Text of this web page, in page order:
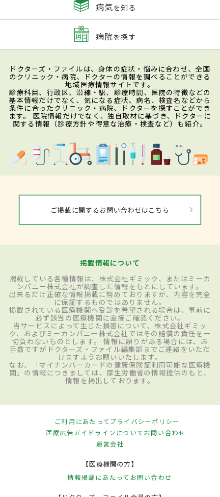
病気を知る
病院を探す
ドクターズ・ファイルは、身体の症状・悩みに合わせ、全国
のクリニック・病院、ドクターの情報を調べることができる
地域医療情報サイトです。
診療科目、行政区、沿線・駅、診療時間、医院の特徴などの
基本情報だけでなく、気になる症状、病名、検査名などから
条件に合ったクリニック・病院、ドクターを探すことができ
ます。 医院情報だけでなく、独自取材に基づき、ドクターに
関する情報（診療方針や得意な治療・検査など）も紹介。
ご掲載に関するお問い合わせはこちら
掲載情報について
掲載している各種情報は、株式会社ギミック、またはミーカ
ンパニー株式会社が調査した情報をもとにしています。
出来るだけ正確な情報掲載に努めておりますが、内容を完全
に保証するものではありません。
掲載されている医療機関へ受診を希望される場合は、事前に
必ず該当の医療機関に直接ご確認ください。
当サービスによって生じた損害について、株式会社ギミッ
ク、およびミーカンパニー株式会社ではその賠償の責任を一
切負わないものとします。 情報に誤りがある場合には、お
手数ですがドクターズ・ファイル編集部までご連絡をいただ
けますようお願いいたします。
なお、「マイナンバーカードの健康保険証利用可能な医療機
関」の情報につきましては、厚生労働省の情報提供のもと、
情報を掲出しております。
ご利用にあたってプライバシーポリシー
医療広告ガイドラインについてお問い合わせ
運営会社
【医療機関の方】
情報掲載にあたって お問い合わせ